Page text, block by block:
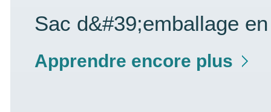
Sac d&#39;emballage
Apprendre encore plus